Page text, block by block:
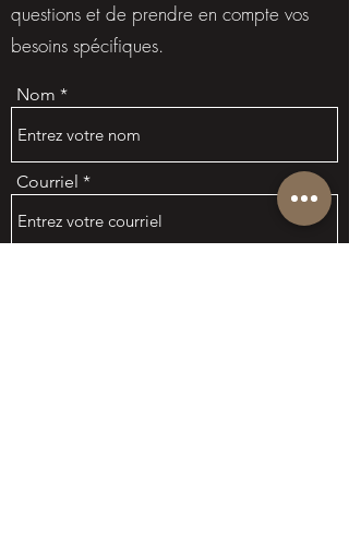
questions et de prendre en compte vos
besoins spécifiques.
Nom
Courriel